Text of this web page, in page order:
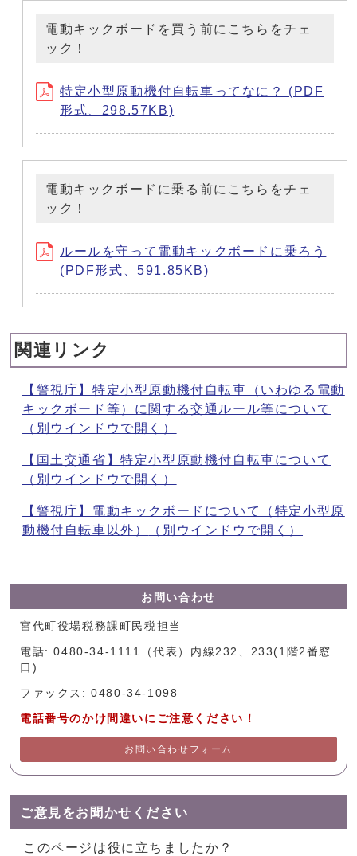
電動キックボードを買う前にこちらをチェ
ック！
特定小型原動機付自転車ってなに？ (PDF
形式、298.57KB)
電動キックボードに乗る前にこちらをチェ
ック！
ルールを守って電動キックボードに乗ろう
(PDF形式、591.85KB)
関連リンク
【警視庁】特定小型原動機付自転車（いわゆる電動
キックボード等）に関する交通ルール等について
（別ウインドウで開く）
【国土交通省】特定小型原動機付自転車について
（別ウインドウで開く）
【警視庁】電動キックボードについて（特定小型原
動機付自転車以外）
（別ウインドウで開く）
お問い合わせ
宮代町役場税務課町民税担当
電話: 0480-34-1111（代表）内線232、233(1階2番窓
口)
ファックス: 0480-34-1098
電話番号のかけ間違いにご注意ください！
お問い合わせフォーム
ご意見をお聞かせください
このページは役に立ちましたか？